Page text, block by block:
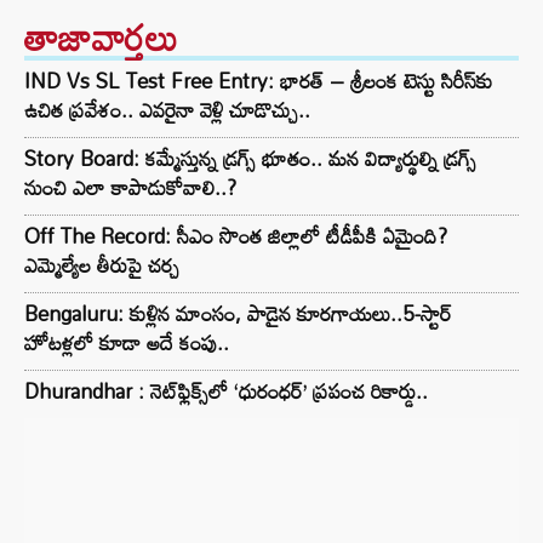
తాజావార్తలు
IND Vs SL Test Free Entry: భారత్ – శ్రీలంక టెస్టు సిరీస్‌కు
ఉచిత ప్రవేశం.. ఎవరైనా వెళ్లి చూడొచ్చు..
Story Board: కమ్మేస్తున్న డ్రగ్స్ భూతం.. మన విద్యార్థుల్ని డ్రగ్స్
నుంచి ఎలా కాపాడుకోవాలి..?
Off The Record: సీఎం సొంత జిల్లాలో టీడీపీకి ఏమైంది?
ఎమ్మెల్యేల తీరుపై చర్చ
Bengaluru: కుళ్లిన మాంసం, పాడైన కూరగాయలు..5-స్టార్
హోటళ్లలో కూడా అదే కంపు..
Dhurandhar : నెట్‌ఫ్లిక్స్‌లో ‘ధురంధర్’ ప్రపంచ రికార్డు..